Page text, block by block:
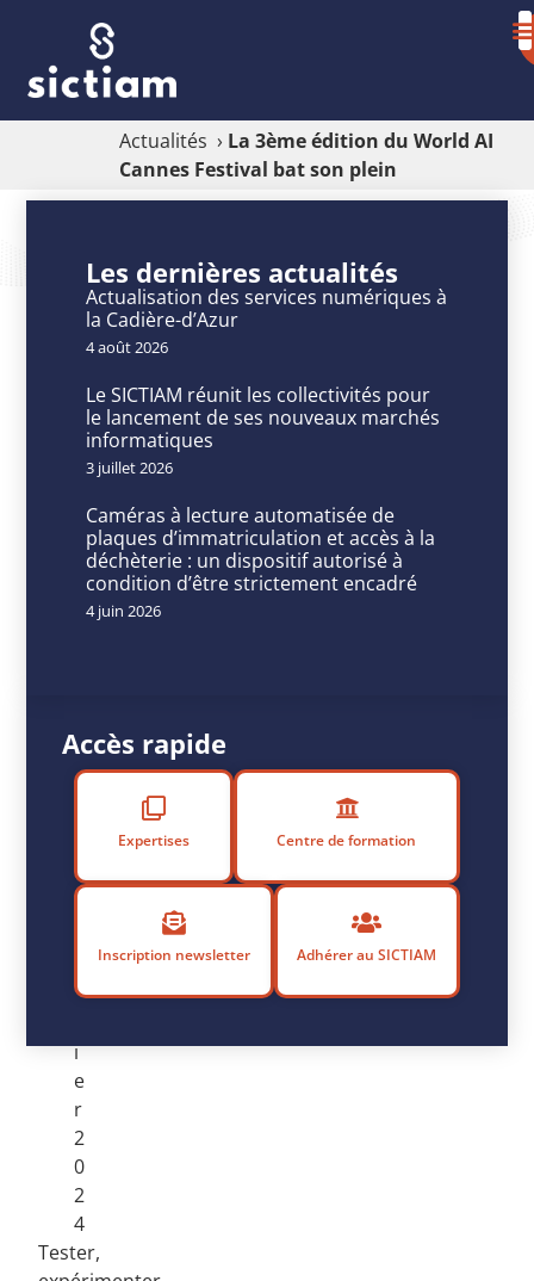
Actualités › La 3ème édition du World AI
Cannes Festival bat son plein
3ème
édition
du
World
Cannes
Festival
bat
son
plein
u
b
e
v
i
e
r
2
0
2
4
Tester,
Les dernières actualités
Actualisation des services numériques à
la Cadière-d’Azur
4 août 2026
Le SICTIAM réunit les collectivités pour
le lancement de ses nouveaux marchés
informatiques
3 juillet 2026
Caméras à lecture automatisée de
plaques d’immatriculation et accès à la
déchèterie : un dispositif autorisé à
condition d’être strictement encadré
4 juin 2026
Accès rapide
Expertises Centre de formation
Inscription newsletter Adhérer au SICTIAM